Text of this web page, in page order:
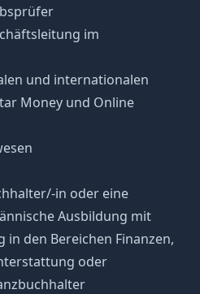
im
und internationalen
Money und Online
in oder eine
Ausbildung mit
den Bereichen Finanzen,
oder